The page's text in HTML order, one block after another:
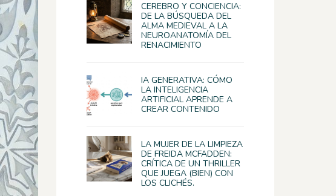
CEREBRO Y CONCIENCIA:
DE LA BÚSQUEDA DEL
ALMA MEDIEVAL A LA
NEUROANATOMÍA DEL
RENACIMIENTO
IA GENERATIVA: CÓMO
LA INTELIGENCIA
ARTIFICIAL APRENDE A
CREAR CONTENIDO
LA MUJER DE LA LIMPIEZA
DE FREIDA MCFADDEN:
CRÍTICA DE UN THRILLER
QUE JUEGA (BIEN) CON
LOS CLICHÉS.